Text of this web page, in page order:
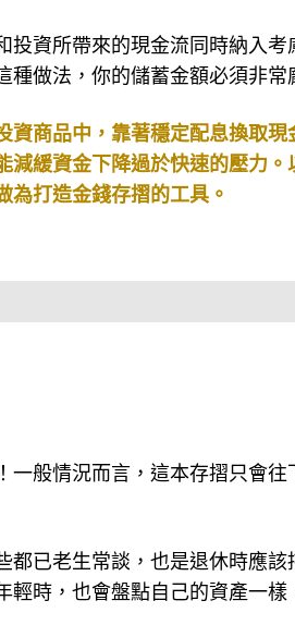
投資所帶來的現金流同時納入
做法，你的儲蓄金額必須非常
資商品中，靠著穩定配息換取
減緩資金下降過於快速的壓力
為打造金錢存摺的工具。
一般情況而言，這本存摺只會
都已老生常談，也是退休時應
時，也會盤點自己的資產一樣